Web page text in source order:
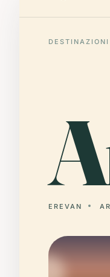
DESTINAZIONI
EREVAN